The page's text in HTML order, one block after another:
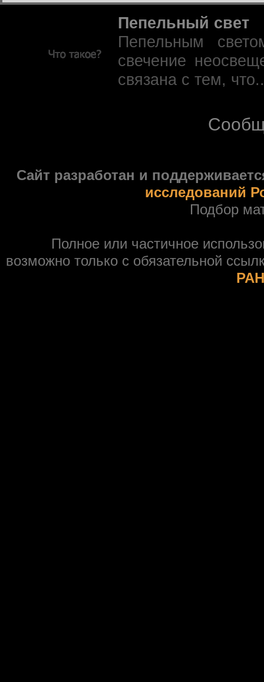
Пепельный свет
Пепельным
свечение
связана с тем,
Сайт разработан и
исследований
Подбор
Полное или частичное
возможно только с обязательной